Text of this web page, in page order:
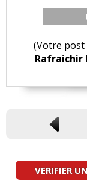
(Votre post
Rafraichir
VERIFIER